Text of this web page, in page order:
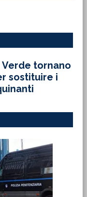
Verde tornano
sostituire i